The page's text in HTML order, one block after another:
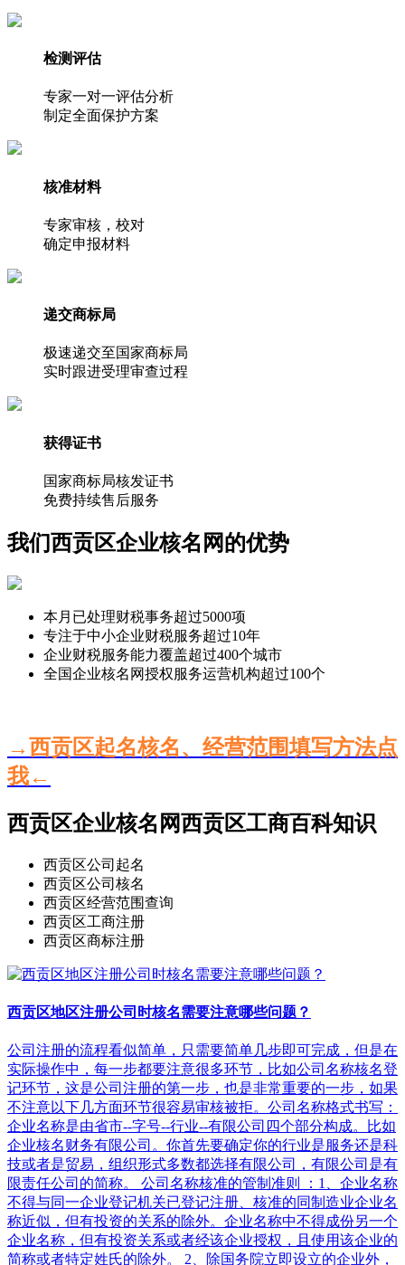
检测评估
专家一对一评估分析
制定全面保护方案
核准材料
专家审核，校对
确定申报材料
递交商标局
极速递交至国家商标局
实时跟进受理审查过程
获得证书
国家商标局核发证书
免费持续售后服务
我们西贡区企业核名网的优势
本月已处理财税事务超过5000项
专注于中小企业财税服务超过10年
企业财税服务能力覆盖超过400个城市
全国企业核名网授权服务运营机构超过100个
→西贡区起名核名、经营范围填写方法点
我←
西贡区企业核名网西贡区工商百科知识
西贡区公司起名
西贡区公司核名
西贡区经营范围查询
西贡区工商注册
西贡区商标注册
西贡区地区注册公司时核名需要注意哪些问题？
公司注册的流程看似简单，只需要简单几步即可完成，但是在
实际操作中，每一步都要注意很多环节，比如公司名称核名登
记环节，这是公司注册的第一步，也是非常重要的一步，如果
不注意以下几方面环节很容易审核被拒。公司名称格式书写：
企业名称是由省市--字号--行业--有限公司四个部分构成。比如
企业核名财务有限公司。你首先要确定你的行业是服务还是科
技或者是贸易，组织形式多数都选择有限公司，有限公司是有
限责任公司的简称。 公司名称核准的管制准则 ：1、企业名称
不得与同一企业登记机关已登记注册、核准的同制造业企业名
称近似，但有投资的关系的除外。企业名称中不得成份另一个
企业名称，但有投资关系或者经该企业授权，且使用该企业的
简称或者特定姓氏的除外。 2、除国务院立即设立的企业外，